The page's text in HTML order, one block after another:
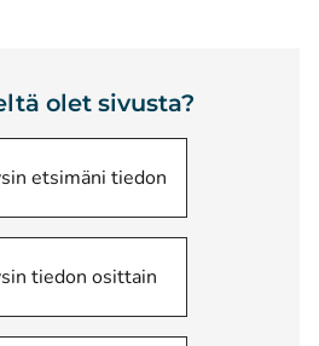
olet sivusta?
etsimäni tiedon
tiedon osittain